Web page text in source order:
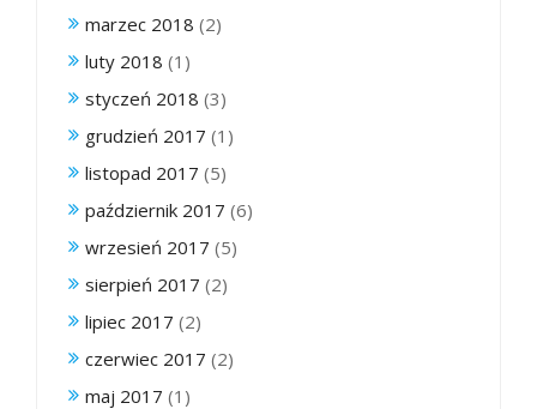
marzec 2018 (2)
luty 2018 (1)
styczeń 2018 (3)
grudzień 2017 (1)
listopad 2017 (5)
październik 2017 (6)
wrzesień 2017 (5)
sierpień 2017 (2)
lipiec 2017 (2)
czerwiec 2017 (2)
maj 2017 (1)